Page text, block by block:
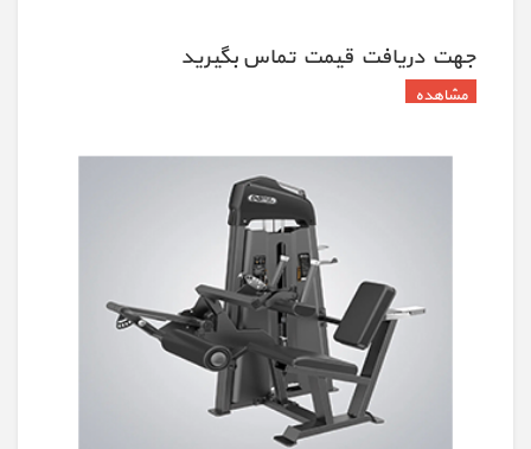
جهت دريافت قيمت تماس بگيريد